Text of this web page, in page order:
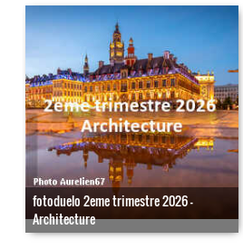
fotoduelo 2eme trimestre 2026 -
Architecture